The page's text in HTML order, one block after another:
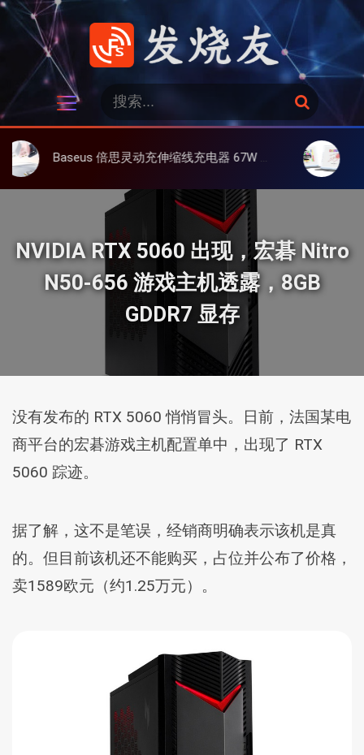
跳
发烧友
：
搜
索
Baseus 倍思灵动充伸缩线充电器 67W 3C，超耐用可伸缩线、氮化镓、3C多设备同时充 大上
NVIDIA RTX 5060 出现，宏碁 Nitro
N50-656 游戏主机透露，8GB
GDDR7 显存
没有发布的 RTX 5060 悄悄冒头。日前，法国某电
商平台的宏碁游戏主机配置单中，出现了 RTX
5060 踪迹。
据了解，这不是笔误，经销商明确表示该机是真
的。但目前该机还不能购买，占位并公布了价格，
卖1589欧元（约1.25万元）。